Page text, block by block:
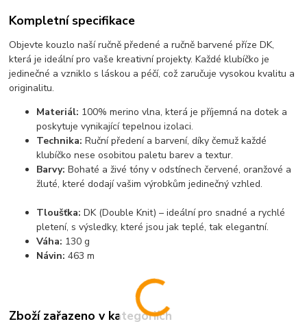
Kompletní specifikace
Objevte kouzlo naší ručně předené a ručně barvené příze DK,
která je ideální pro vaše kreativní projekty. Každé klubíčko je
jedinečné a vzniklo s láskou a péčí, což zaručuje vysokou kvalitu a
originalitu.
Materiál: 100% merino vlna, která je příjemná na dotek a
poskytuje vynikající tepelnou izolaci.
Technika: Ruční předení a barvení, díky čemuž každé
klubíčko nese osobitou paletu barev a textur.
Barvy: Bohaté a živé tóny v odstínech červené, oranžové a
žluté, které dodají vašim výrobkům jedinečný vzhled.
Tloušťka: DK (Double Knit) – ideální pro snadné a rychlé
pletení, s výsledky, které jsou jak teplé, tak elegantní.
Váha: 130 g
Návin: 463 m
Zboží zařazeno v kategoriích